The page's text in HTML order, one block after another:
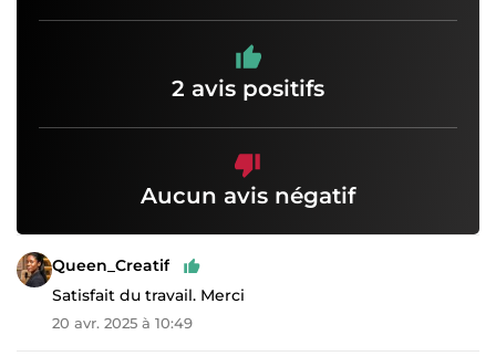
2 avis positifs
Aucun avis négatif
Queen_Creatif
Satisfait du travail. Merci
20 avr. 2025 à 10:49